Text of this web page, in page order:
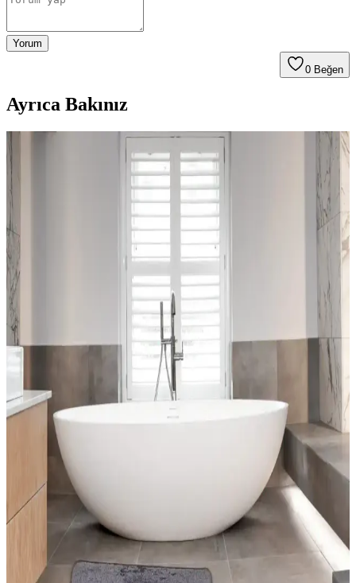
Yorum
0 Beğen
Ayrıca Bakınız
Bella Halılar: Estetik ve Dayanıklılığıyla İç
Mekânlara Şıklık Katan Çözüm
Bella halılar, çeşitli tasarım ve malzeme seçenekleriyle iç mekânlara
estetik ve dayanıklılık kazandırır. Kullanım alanlarına uygun bakım
ipuçlarıyla uzun ömür sağlar.
Dekoratif Mavi Halı Örtüsü Seçenekleri ve Ev
Dekorasyonunda Renk Uyumu
Ev dekorasyonunda mavi halı örtüleri, şıklık ve fonksiyonelliği bir
arada sunar. Çeşitli modeller ve renk tonlarıyla mekânlara ferah ve
sıcak atmosferler kazandırır.
Ev Dekorasyonunda Halı ve Kilim Seçimi: Trendler,
Malzemeler ve Pratik Tavsiyeler
Halı ve kilimler, ev dekorasyonunda estetik ve fonksiyonel
unsurlardır. Doğru seçimler, yaşam alanlarınızı şık ve kullanışlı kılar.
Güncel trendler ve pratik önerilerle evinizi yenileyin.
Estetik ve Pratik Halı Dekorasyon Teknikleri İçin
Güncel Uygulama Yöntemleri ve Malzeme
Seçenekleri
Halıların dekorasyondaki önemi, renk ve doku uyumu, uygulama
teknikleri ve malzeme seçimleriyle mekanlara estetik ve
fonksiyonellik kazandırma yolları anlatılıyor.